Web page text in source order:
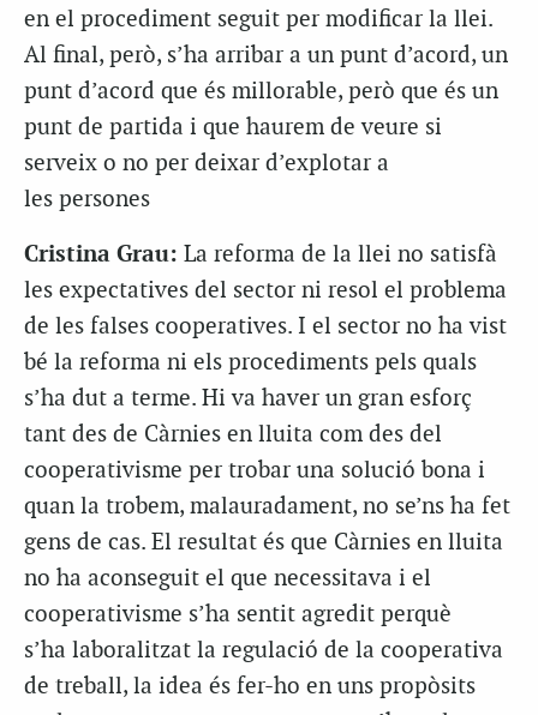
en el procediment seguit per modificar la llei.
Al final, però, s’ha arribar a un punt d’acord, un
punt d’acord que és millorable, però que és un
punt de partida i que haurem de veure si
serveix o no per deixar d’explotar a
les persones
Cristina Grau: La reforma de la llei no satisfà
les expectatives del sector ni resol el problema
de les falses cooperatives. I el sector no ha vist
bé la reforma ni els procediments pels quals
s’ha dut a terme. Hi va haver un gran esforç
tant des de Càrnies en lluita com des del
cooperativisme per trobar una solució bona i
quan la trobem, malauradament, no se’ns ha fet
gens de cas. El resultat és que Càrnies en lluita
no ha aconseguit el que necessitava i el
cooperativisme s’ha sentit agredit perquè
s’ha laboralitzat la regulació de la cooperativa
de treball, la idea és fer-ho en uns propòsits